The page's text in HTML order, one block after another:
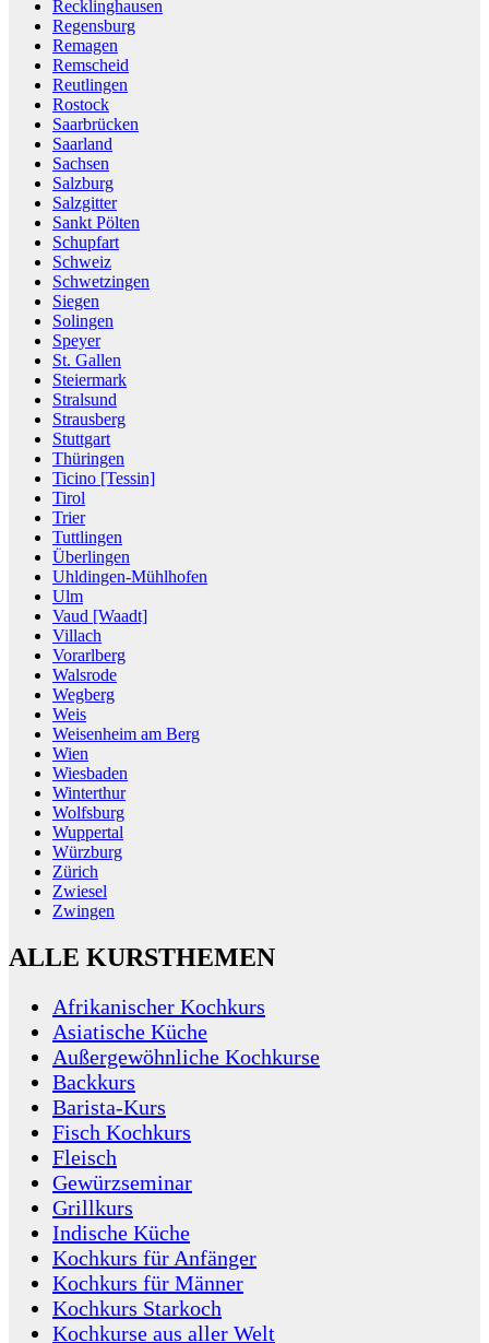
Recklinghausen
Regensburg
Remagen
Remscheid
Reutlingen
Rostock
Saarbrücken
Saarland
Sachsen
Salzburg
Salzgitter
Sankt Pölten
Schupfart
Schweiz
Schwetzingen
Siegen
Solingen
Speyer
St. Gallen
Steiermark
Stralsund
Strausberg
Stuttgart
Thüringen
Ticino [Tessin]
Tirol
Trier
Tuttlingen
Überlingen
Uhldingen-Mühlhofen
Ulm
Vaud [Waadt]
Villach
Vorarlberg
Walsrode
Wegberg
Weis
Weisenheim am Berg
Wien
Wiesbaden
Winterthur
Wolfsburg
Wuppertal
Würzburg
Zürich
Zwiesel
Zwingen
ALLE KURSTHEMEN
Afrikanischer Kochkurs
Asiatische Küche
Außergewöhnliche Kochkurse
Backkurs
Barista-Kurs
Fisch Kochkurs
Fleisch
Gewürzseminar
Grillkurs
Indische Küche
Kochkurs für Anfänger
Kochkurs für Männer
Kochkurs Starkoch
Kochkurse aus aller Welt